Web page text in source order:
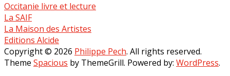
Occitanie livre et lecture
La SAIF
La Maison des Artistes
Editions Alcide
Copyright © 2026 Philippe Pech. All rights reserved.
Theme Spacious by ThemeGrill. Powered by: WordPress.